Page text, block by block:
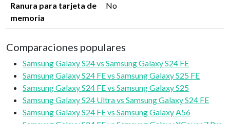
Ranura para tarjeta de
memoria
No
Comparaciones populares
Samsung Galaxy S24 vs Samsung Galaxy S24 FE
Samsung Galaxy S24 FE vs Samsung Galaxy S25 FE
Samsung Galaxy S24 FE vs Samsung Galaxy S25
Samsung Galaxy S24 Ultra vs Samsung Galaxy S24 FE
Samsung Galaxy S24 FE vs Samsung Galaxy A56